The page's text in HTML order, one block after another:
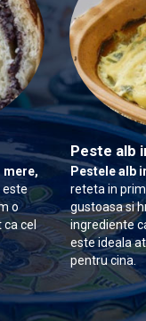
mere,
este
o
cel
Peste alb
Pestele alb
reteta in
gustoasa si
ingrediente
este ideala
pentru cina.